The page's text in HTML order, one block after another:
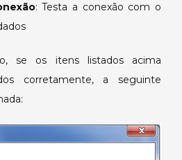
: Testa a conexão com o
se os itens listados acima
corretamente, a seguinte